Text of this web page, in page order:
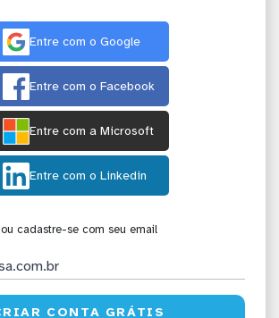
Entre com o Google
Entre com o Facebook
Entre com a Microsoft
Entre com o Linkedin
ou cadastre-se com seu email